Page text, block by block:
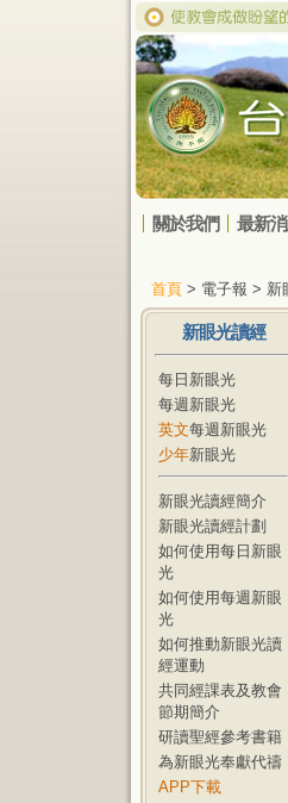
關於我們 最新
首頁 > 電子報 > 新
新眼光讀經
每日新眼光
每週新眼光
英文每週新眼光
少年新眼光
新眼光讀經簡介
新眼光讀經計劃
如何使用每日新眼
光
如何使用每週新眼
光
如何推動新眼光讀
經運動
共同經課表及教會
節期簡介
研讀聖經參考書籍
為新眼光奉獻代禱
APP下載